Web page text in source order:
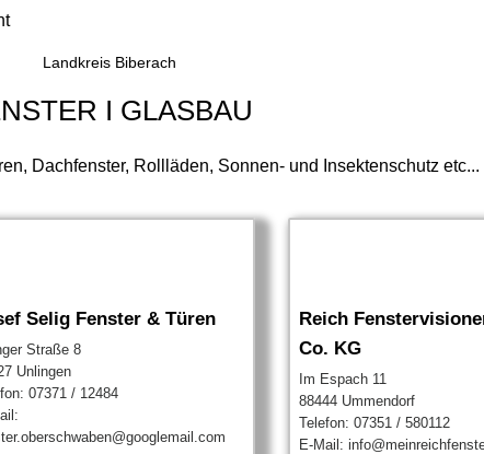
Landkreis Biberach
I GLASBAU
Dachfenster, Rollläden, Sonnen- und Insektenschutz etc...
Selig Fenster & Türen
Straße 8
Unlingen
07371 / 12484
Reich
Co. KG
Im Espach 11
88444 Ummendorf
Telefon: 07351 / 580112
E-Mail: